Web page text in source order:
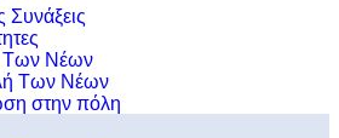
Συνάξεις
Των Νέων
Των Νέων
στην πόλη